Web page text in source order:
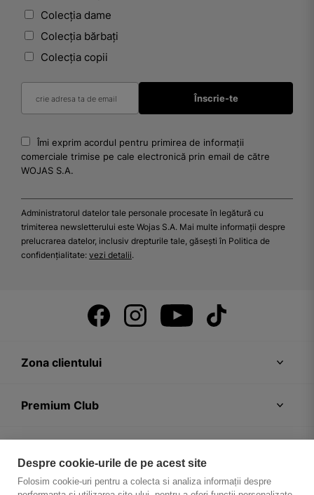
Colecția dame
Colecția bărbați
Colecția copii
Îmi exprim acordul pentru primirea de informații
comerciale trimise pe cale electronică prin email de către
WOJAS S.A.
Administratorul datelor tale personale procesate în legătură cu
trimiterea newsletterului este Wojas S.A. Mai multe informații despre
prelucrarea datelor, inclusiv drepturile tale, găsești în Politica de
confidențialitate: vezi detalii.
Zona clientului
Premium Club
Despre firmă
Despre cookie-urile de pe acest site
Folosim cookie-uri pentru a colecta si analiza informații despre